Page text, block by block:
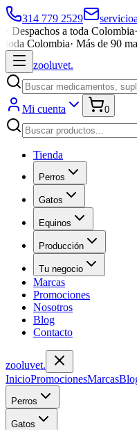
314 779 2529
Despachos a toda Colombia·
toda Colombia· Más de 90
zooluvet.
Mi cuenta 0
Tienda
Perros
Gatos
Equinos
Producción
Tu negocio
Marcas
Promociones
Nosotros
Blog
Contacto
zooluvet.
InicioPromocionesMarcas
Perros
Gatos